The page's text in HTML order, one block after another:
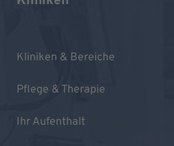
Kliniken & Bereiche
Pflege & Therapie
Ihr Aufenthalt